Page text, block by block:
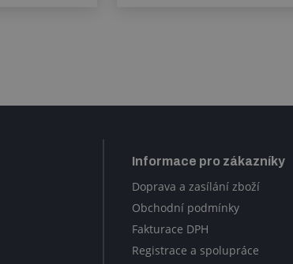
Informace pro zákazníky
Doprava a zasílání zboží
Obchodní podmínky
Fakturace DPH
Registrace a spolupráce